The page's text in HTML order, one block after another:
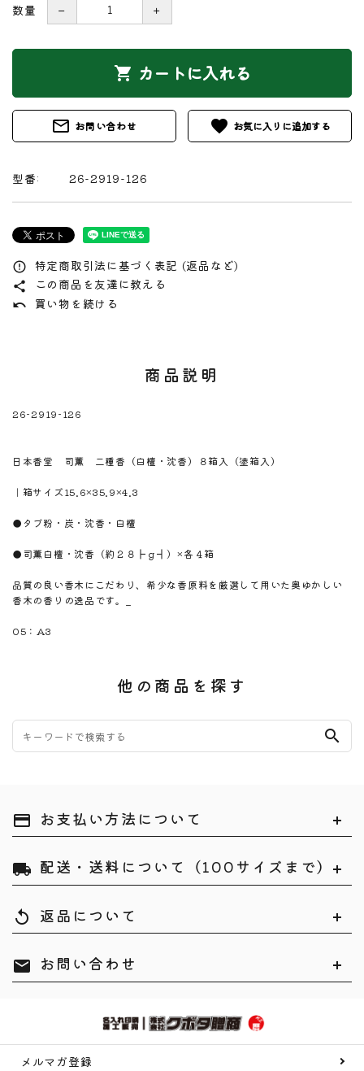
数量 － ＋
shopping_cart カートに入れる
mail_outline お問い合わせ favorite
型番: 26-2919-126
error_outline 特定商取引法に基づく表記 (返品など)
share この商品を友達に教える
undo 買い物を続ける
商品説明
26-2919-126
日本香堂 司薫 二種香（白檀・沈香）８箱入（塗箱入）
｜箱サイズ15.6×35.9×4.3
●タブ粉・炭・沈香・白檀
●司薫白檀・沈香（約２８┣ｇ┫）×各４箱
品質の良い香木にこだわり、希少な香原料を厳選して用いた奥ゆかしい
香木の香りの逸品です。_
05：A3
他の商品を探す
search
payment お支払い方法について
local_shipping 配送・送料について（100サイズまで）
replay 返品について
mail お問い合わせ
メルマガ登録